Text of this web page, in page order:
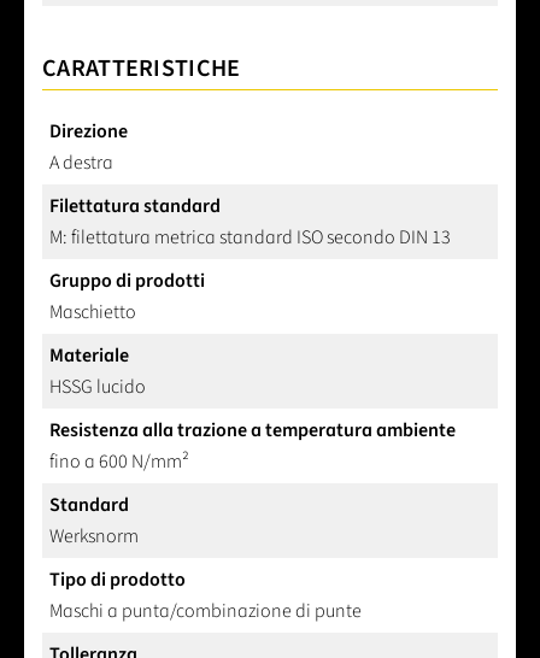
CARATTERISTICHE
Direzione
A destra
Filettatura standard
M: filettatura metrica standard ISO secondo DIN 13
Gruppo di prodotti
Maschietto
Materiale
HSSG lucido
Resistenza alla trazione a temperatura ambiente
fino a 600 N/mm²
Standard
Werksnorm
Tipo di prodotto
Maschi a punta/combinazione di punte